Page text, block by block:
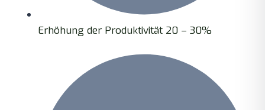
Erhöhung der Produktivität 20 – 30%